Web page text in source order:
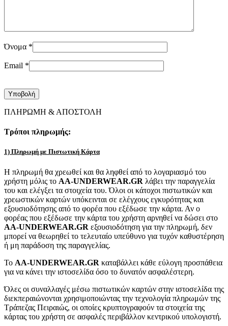
Όνομα *
Email *
ΠΛΗΡΩΜΗ & ΑΠΟΣΤΟΛΗ
Τρόποι πληρωμής:
1) Πληρωμή με Πιστωτική Κάρτα
Η πληρωμή θα χρεωθεί και θα ληφθεί από το λογαριασμό του
χρήστη μόλις το AA-UNDERWEAR.GR λάβει την παραγγελία
του και ελέγξει τα στοιχεία του. Όλοι οι κάτοχοι πιστωτικών και
χρεωστικών καρτών υπόκεινται σε ελέγχους εγκυρότητας και
εξουσιοδότησης από το φορέα που εξέδωσε την κάρτα. Αν ο
φορέας που εξέδωσε την κάρτα του χρήστη αρνηθεί να δώσει στο
AA-UNDERWEAR.GR εξουσιοδότηση για την πληρωμή, δεν
μπορεί να θεωρηθεί το τελευταίο υπεύθυνο για τυχόν καθυστέρηση
ή μη παράδοση της παραγγελίας.
Το AA-UNDERWEAR.GR καταβάλλει κάθε εύλογη προσπάθεια
για να κάνει την ιστοσελίδα όσο το δυνατόν ασφαλέστερη.
Όλες οι συναλλαγές μέσω πιστωτικών καρτών στην ιστοσελίδα της
διεκπεραιώνονται χρησιμοποιώντας την τεχνολογία πληρωμών της
Τράπεζας Πειραιώς, οι οποίες κρυπτογραφούν τα στοιχεία της
κάρτας του χρήστη σε ασφαλές περιβάλλον κεντρικού υπολογιστή.